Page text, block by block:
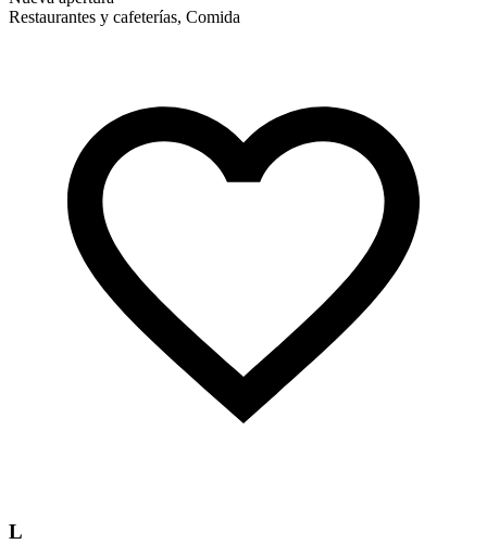
Restaurantes y cafeterías, Comida
L